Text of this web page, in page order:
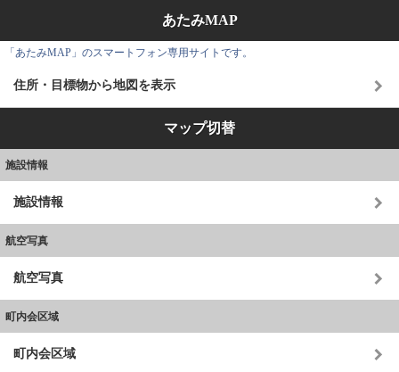
あたみMAP
「あたみMAP」のスマートフォン専用サイトです。
住所・目標物から地図を表示
マップ切替
施設情報
施設情報
航空写真
航空写真
町内会区域
町内会区域